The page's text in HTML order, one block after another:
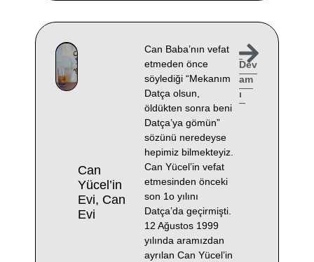
Can
Yücel’in
Evi, Can
Evi
Can Baba’nın vefat
etmeden önce
söylediği “Mekanım
Datça olsun,
öldükten sonra beni
Datça’ya gömün”
sözünü neredeyse
hepimiz bilmekteyiz.
Can Yücel’in vefat
etmesinden önceki
son 1o yılını
Datça’da geçirmişti.
12 Ağustos 1999
yılında aramızdan
ayrılan Can Yücel’in
Dev
am
ı